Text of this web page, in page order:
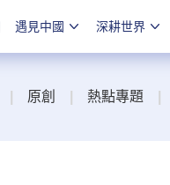
遇見中國 深耕世界
原創 熱點專題